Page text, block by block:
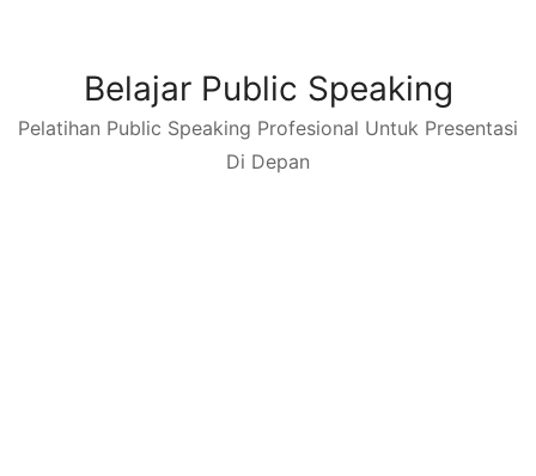
Belajar Public Speaking
Pelatihan Public Speaking Profesional Untuk Presentasi
Di Depan